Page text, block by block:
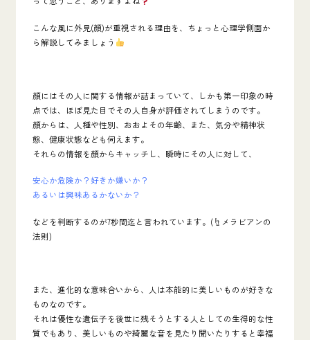
こんな風に外見(顔)が重視される理由を、ちょっと心理学側面か
ら解説してみましょう
顔にはその人に関する情報が詰まっていて、しかも第一印象の時
点では、
ほぼ見た目でその人自身が評価されてしまう のです。
顔からは、人種や性別、おおよその年齢、また、気分や精神状
態、健康状態なども伺えます。
それらの情報を顔からキャッチし、瞬時にその人に対して、
安心か危険か？好きか嫌いか？
あるいは興味あるかないか？
などを判断するのが7秒間迄と言われています。(☝️メラビアンの
法則)
また、進化的な意味合いから、人は本能的に美しいものが好きな
ものなのです。
それは優性な遺伝子を後世に残そうとする人としての生得的な性
質でもあり、美しいものや綺麗な音を見たり聞いたりすると幸福